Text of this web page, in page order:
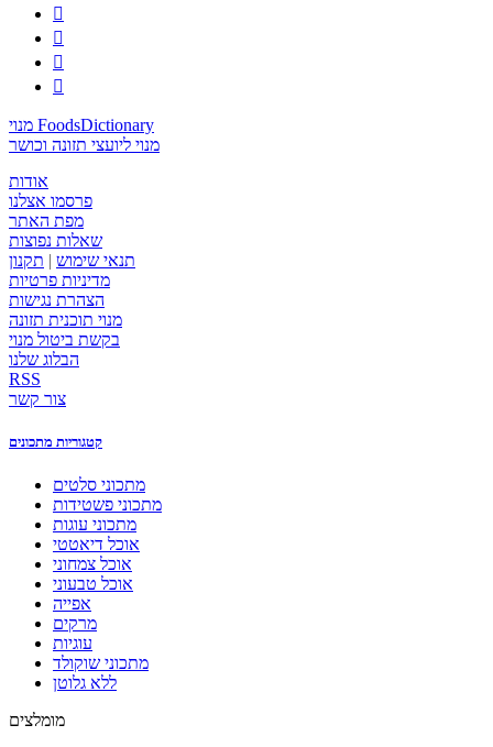




מנוי FoodsDictionary
מנוי ליועצי תזונה וכושר
אודות
פרסמו אצלנו
מפת האתר
שאלות נפוצות
תנאי שימוש | תקנון
מדיניות פרטיות
הצהרת נגישות
מנוי תוכנית תזונה
בקשת ביטול מנוי
הבלוג שלנו
RSS
צור קשר
קטגוריות מתכונים
מתכוני סלטים
מתכוני פשטידות
מתכוני עוגות
אוכל דיאטטי
אוכל צמחוני
אוכל טבעוני
אפייה
מרקים
עוגיות
מתכוני שוקולד
ללא גלוטן
מומלצים